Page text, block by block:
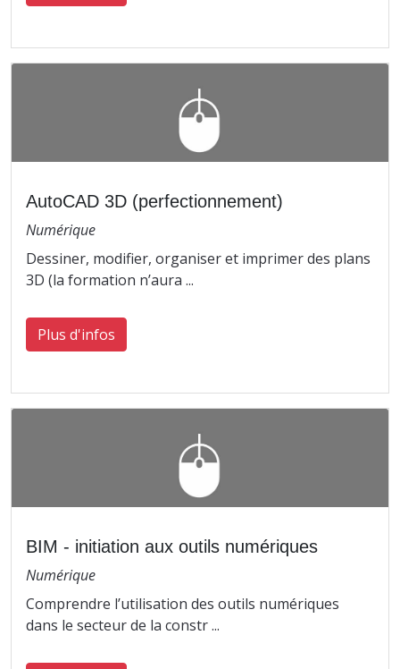
AutoCAD 3D (perfectionnement)
Numérique
Dessiner, modifier, organiser et imprimer des plans
3D (la formation n’aura ...
Plus d'infos
BIM - initiation aux outils numériques
Numérique
Comprendre l’utilisation des outils numériques
dans le secteur de la constr ...